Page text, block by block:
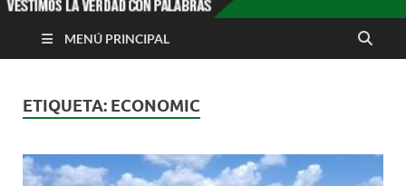
MENÚ PRINCIPAL
ETIQUETA: ECONOMIC